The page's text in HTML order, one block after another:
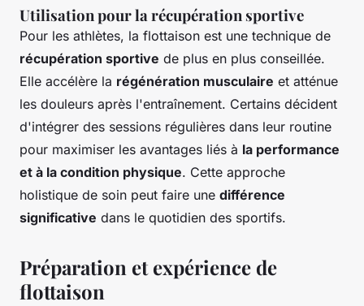
Utilisation pour la récupération sportive
Pour les athlètes, la flottaison est une technique de
récupération sportive de plus en plus conseillée.
Elle accélère la régénération musculaire et atténue
les douleurs après l'entraînement. Certains décident
d'intégrer des sessions régulières dans leur routine
pour maximiser les avantages liés à la performance
et à la condition physique. Cette approche
holistique de soin peut faire une différence
significative dans le quotidien des sportifs.
Préparation et expérience de
flottaison